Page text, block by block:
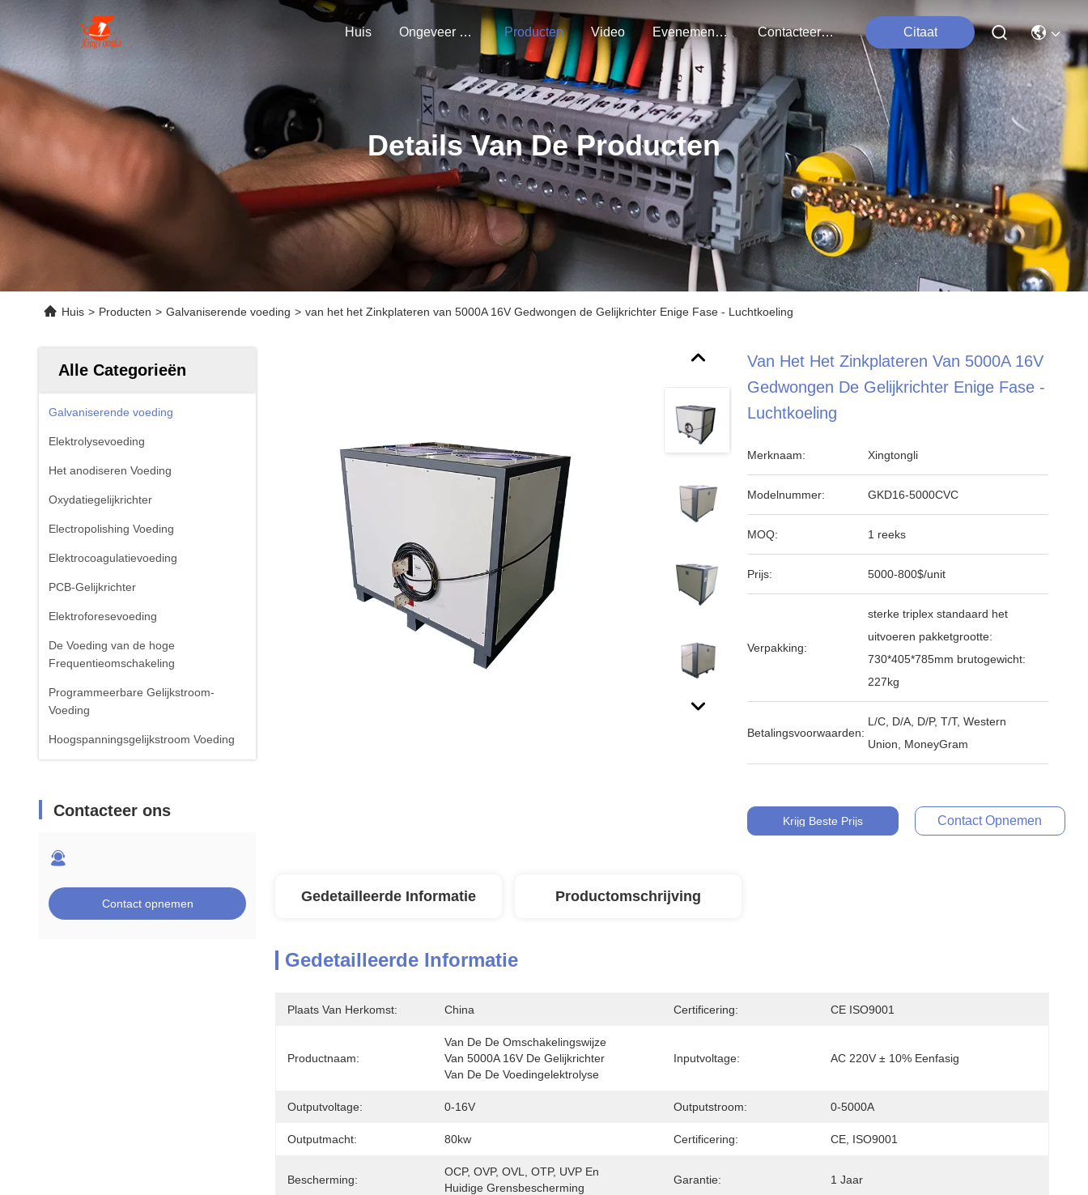
Huis Ongeveer Ons Producten Video Evenementen Contacteer Ons Citaat
Details Van De Producten
Huis > Producten > Galvaniserende voeding > van het het Zinkplateren van 5000A 16V Gedwongen de Gelijkrichter Enige Fase - Luchtkoeling
Alle Categorieën
Galvaniserende voeding
Elektrolysevoeding
Het anodiseren Voeding
Oxydatiegelijkrichter
Electropolishing Voeding
Elektrocoagulatievoeding
PCB-Gelijkrichter
Elektroforesevoeding
De Voeding van de hoge
Frequentieomschakeling
Programmeerbare Gelijkstroom-
Voeding
Hoogspanningsgelijkstroom Voeding
Contacteer ons
Contact opnemen
Van Het Het Zinkplateren Van 5000A 16V
Gedwongen De Gelijkrichter Enige Fase -
Luchtkoeling
Merknaam: Xingtongli
Modelnummer: GKD16-5000CVC
MOQ: 1 reeks
Prijs: 5000-800$/unit
Verpakking:
sterke triplex standaard het
uitvoeren pakketgrootte:
730*405*785mm brutogewicht:
227kg
Betalingsvoorwaarden:
L/C, D/A, D/P, T/T, Western
Union, MoneyGram
Krijg Beste Prijs Contact Opnemen
Gedetailleerde Informatie Productomschrijving
Gedetailleerde Informatie
Plaats Van Herkomst: China Certificering: CE ISO9001
Productnaam:
Van De De Omschakelingswijze
Van 5000A 16V De Gelijkrichter
Van De De Voedingelektrolyse
Inputvoltage: AC 220V ± 10% Eenfasig
Outputvoltage: 0-16V Outputstroom: 0-5000A
Outputmacht: 80kw Certificering: CE, ISO9001
Bescherming:
OCP, OVP, OVL, OTP, UVP En
Huidige Grensbescherming
Garantie: 1 Jaar